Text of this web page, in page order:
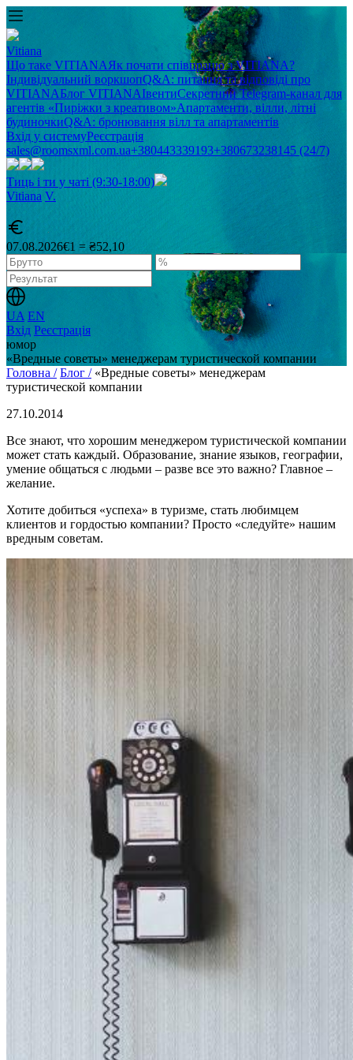
Vitiana
Що таке VITIANAЯк почати співпрацю з VITIANA?
Індивідуальний воркшопQ&A: питання та відповіді про
VITIANAБлог VITIANAІвентиСекретний Telegram-канал для
агентів «Пиріжки з креативом»Апартаменти, вілли, літні
будиночкиQ&A: бронювання вілл та апартаментів
Вхід у системуРеєстрація
sales@roomsxml.com.ua+380443339193+380673238145 (24/7)
Тиць і ти у чаті (9:30-18:00)
Vitiana V.
07.08.2026€1 = ₴52,10
UA EN
Вхід Реєстрація
юмор
«Вредные советы» менеджерам туристической компании
Головна / Блог / «Вредные советы» менеджерам
туристической компании
27.10.2014
Все знают, что хорошим менеджером туристической компании
может стать каждый. Образование, знание языков, географии,
умение общаться с людьми – разве все это важно? Главное –
желание.
Хотите добиться «успеха» в туризме, стать любимцем
клиентов и гордостью компании? Просто «следуйте» нашим
вредным советам.